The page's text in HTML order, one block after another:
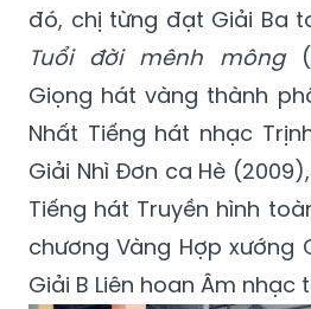
đó, chị từng đạt Giải Ba
Tuổi đời mênh mông
Giọng hát vàng thành
Nhất Tiếng hát nhạc
Giải Nhì Đơn ca Hè
Tiếng hát Truyền hình
chương Vàng Hợp xướng
Giải B Liên hoan Âm